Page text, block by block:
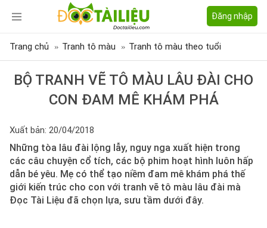
Đăng nhập
Trang chủ Tranh tô màu Tranh tô màu theo tuổi
BỘ TRANH VẼ TÔ MÀU LÂU ĐÀI CHO
CON ĐAM MÊ KHÁM PHÁ
Xuất bản: 20/04/2018
Những tòa lâu đài lộng lẫy, nguy nga xuất hiện trong
các câu chuyện cổ tích, các bộ phim hoạt hình luôn hấp
dẫn bé yêu. Mẹ có thể tạo niềm đam mê khám phá thế
giới kiến trúc cho con với tranh vẽ tô màu lâu đài mà
Đọc Tài Liệu đã chọn lựa, sưu tầm dưới đây.